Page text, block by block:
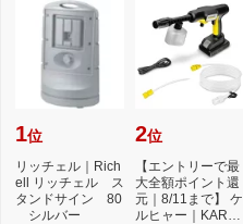
1位
リッチェル｜Rich
ell リッチェル ス
タンドサイン 80
シルバー
2位
【エントリーで最
大全額ポイント還
元｜8/11まで】 ケ
ルヒャー｜KARC